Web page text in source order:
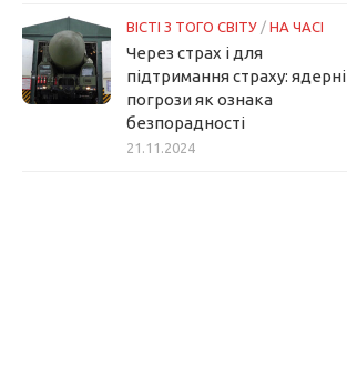
ВІСТІ З ТОГО СВІТУ / НА ЧАСІ
Через страх і для
підтримання страху: ядерні
погрози як ознака
безпорадності
21.11.2024